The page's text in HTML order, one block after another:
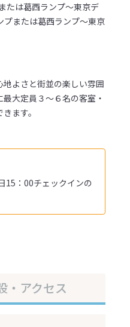
たは葛西ランプ～東京デ
または葛西ランプ～東京
15：00チェックインの
よさと街並の楽しい雰囲
大定員３～６名の客室・
ます。
・アクセス